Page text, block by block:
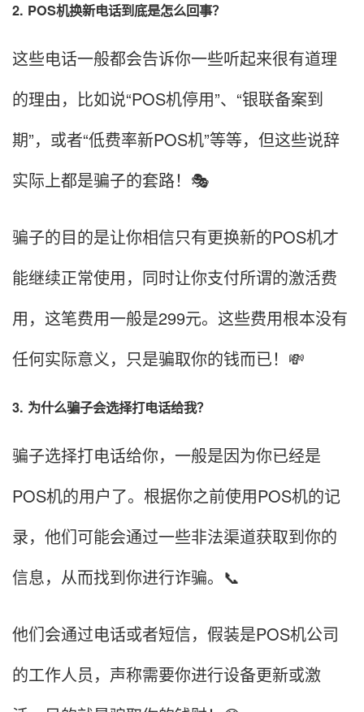
2. POS机换新电话到底是怎么回事？
这些电话一般都会告诉你一些听起来很有道理
的理由，比如说“POS机停用”、“银联备案到
期”，或者“低费率新POS机”等等，但这些说辞
实际上都是骗子的套路！🎭
骗子的目的是让你相信只有更换新的POS机才
能继续正常使用，同时让你支付所谓的激活费
用，这笔费用一般是299元。这些费用根本没有
任何实际意义，只是骗取你的钱而已！💸
3. 为什么骗子会选择打电话给我？
骗子选择打电话给你，一般是因为你已经是
POS机的用户了。根据你之前使用POS机的记
录，他们可能会通过一些非法渠道获取到你的
信息，从而找到你进行诈骗。📞
他们会通过电话或者短信，假装是POS机公司
的工作人员，声称需要你进行设备更新或激